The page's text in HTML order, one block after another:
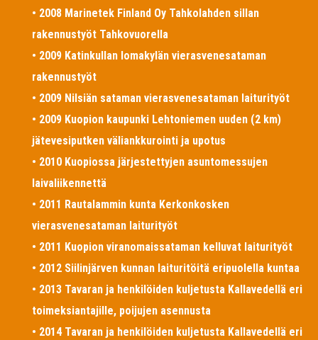
• 2008 Marinetek Finland Oy Tahkolahden sillan
rakennustyöt Tahkovuorella
• 2009 Katinkullan lomakylän vierasvenesataman
rakennustyöt
• 2009 Nilsiän sataman vierasvenesataman laiturityöt
• 2009 Kuopion kaupunki Lehtoniemen uuden (2 km)
jätevesiputken väliankkurointi ja upotus
• 2010 Kuopiossa järjestettyjen asuntomessujen
laivaliikennettä
• 2011 Rautalammin kunta Kerkonkosken
vierasvenesataman laiturityöt
• 2011 Kuopion viranomaissataman kelluvat laiturityöt
• 2012 Siilinjärven kunnan laituritöitä eripuolella kuntaa
• 2013 Tavaran ja henkilöiden kuljetusta Kallavedellä eri
toimeksiantajille, poijujen asennusta
• 2014 Tavaran ja henkilöiden kuljetusta Kallavedellä eri